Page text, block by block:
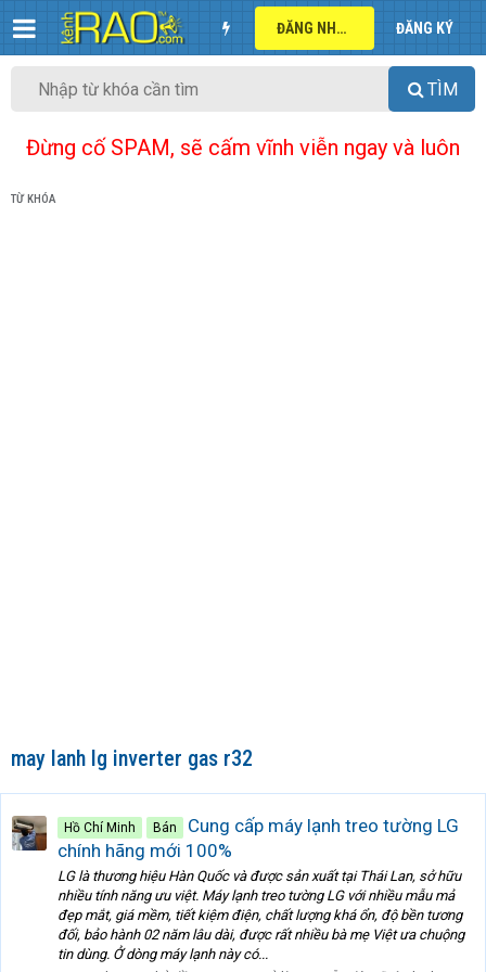
ĐĂNG NHẬP ĐĂNG KÝ
TÌM
Đừng cố SPAM, sẽ cấm vĩnh viễn ngay và luôn
TỪ KHÓA
may lanh lg inverter gas r32
Hồ Chí Minh Bán
Cung cấp máy lạnh treo tường LG
chính hãng mới 100%
LG là thương hiệu Hàn Quốc và được sản xuất tại Thái Lan, sở hữu
nhiều tính năng ưu việt. Máy lạnh treo tường LG với nhiều mẫu mả
đẹp mắt, giá mềm, tiết kiệm điện, chất lượng khá ổn, độ bền tương
đối, bảo hành 02 năm lâu dài, được rất nhiều bà mẹ Việt ưa chuộng
tin dùng. Ở dòng máy lạnh này có...